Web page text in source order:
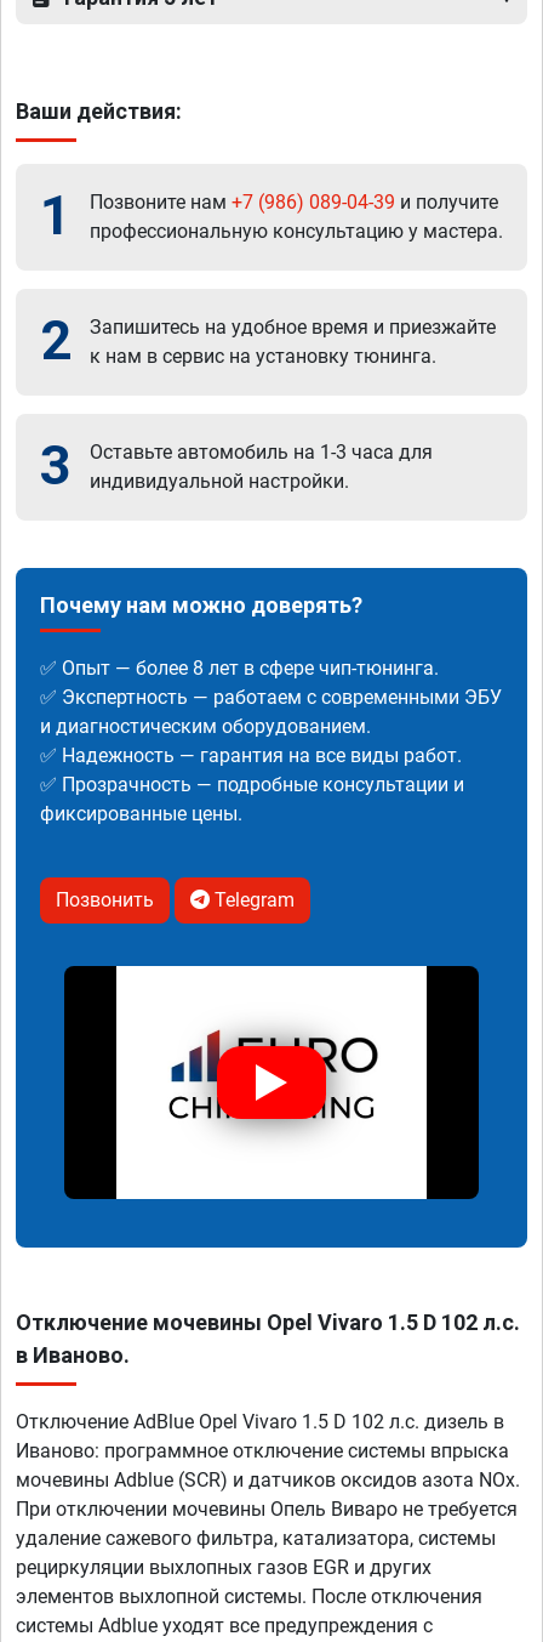
Ваши действия:
1 Позвоните нам +7 (986) 089-04-39 и получите
профессиональную консультацию у мастера.
2
Запишитесь на удобное время и приезжайте
к нам в сервис на установку тюнинга.
3
Оставьте автомобиль на 1-3 часа для
индивидуальной настройки.
Почему нам можно доверять?
✅ Опыт — более 8 лет в сфере чип-тюнинга.
✅ Экспертность — работаем с современными ЭБУ
и диагностическим оборудованием.
✅ Надежность — гарантия на все виды работ.
✅ Прозрачность — подробные консультации и
фиксированные цены.
Позвонить Telegram
Отключение мочевины Opel Vivaro 1.5 D 102 л.с.
в Иваново.
Отключение AdBlue Opel Vivaro 1.5 D 102 л.с. дизель в
Иваново: программное отключение системы впрыска
мочевины Adblue (SCR) и датчиков оксидов азота NOx.
При отключении мочевины Опель Виваро не требуется
удаление сажевого фильтра, катализатора, системы
рециркуляции выхлопных газов EGR и других
элементов выхлопной системы. После отключения
системы Adblue уходят все предупреждения с